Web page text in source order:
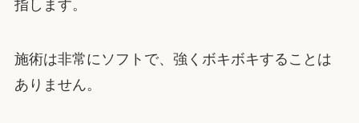
指します。
施術は非常にソフトで、強くボキボキすることは
ありません。